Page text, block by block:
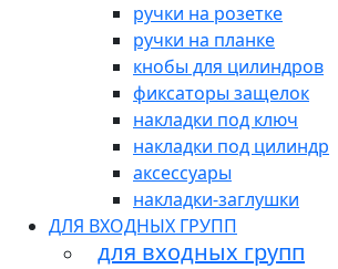
ручки на розетке
ручки на планке
кнобы для цилиндров
фиксаторы защелок
накладки под ключ
накладки под цилиндр
аксессуары
накладки-заглушки
ДЛЯ ВХОДНЫХ ГРУПП
для входных групп